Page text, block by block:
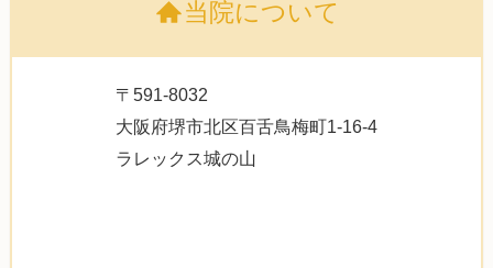
当院について
〒591-8032
大阪府堺市北区百舌鳥梅町1-16-4
ラレックス城の山